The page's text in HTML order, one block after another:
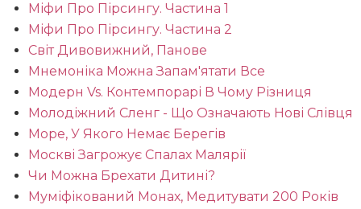
Міфи Про Пірсингу. Частина 1
Міфи Про Пірсингу. Частина 2
Світ Дивовижний, Панове
Мнемоніка Можна Запам'ятати Все
Модерн Vs. Контемпорарі В Чому Різниця
Молодіжний Сленг - Що Означають Нові Слівця
Море, У Якого Немає Берегів
Москві Загрожує Спалах Малярії
Чи Можна Брехати Дитині?
Муміфікований Монах, Медитувати 200 Років